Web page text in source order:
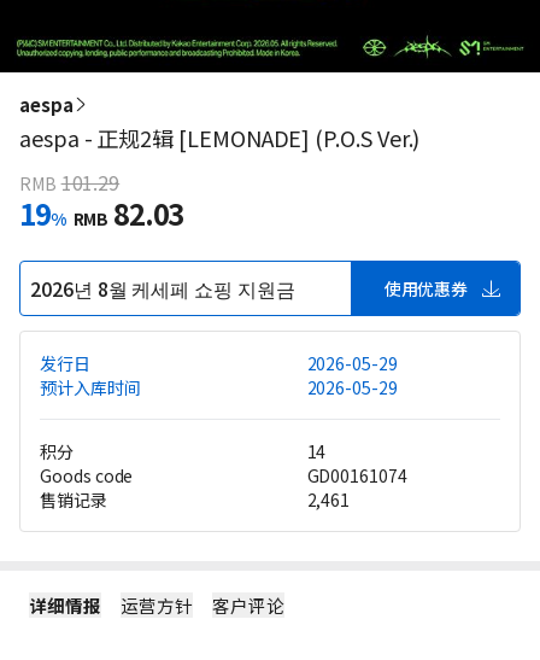
aespa
aespa - 正规2辑 [LEMONADE] (P.O.S Ver.)
RMB 101.29
19% RMB 82.03
2026년 8월 케세페 쇼핑 지원금 使用优惠券
发行日
2026-05-29
预计入库时间
2026-05-29
积分
14
Goods code
GD00161074
售销记录
2,461
详细情报 运营方针 客户评论